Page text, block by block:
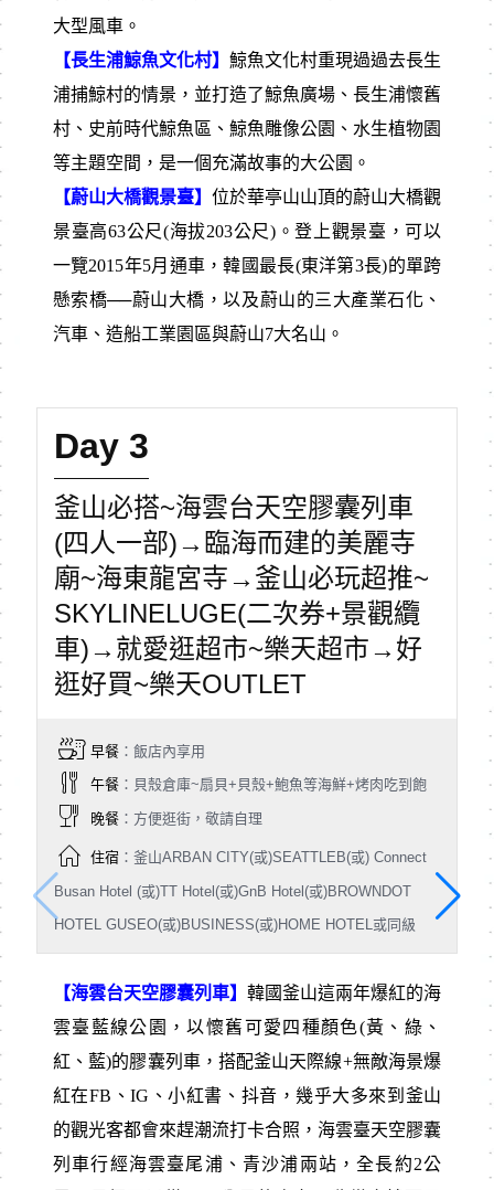
大型風車。
【長生浦鯨魚文化村】 鯨魚文化村重現過過去長生
浦捕鯨村的情景，並打造了鯨魚廣場、長生浦懷舊
村、史前時代鯨魚區、鯨魚雕像公園、水生植物園
等主題空間，是一個充滿故事的大公園。
【蔚山大橋觀景臺】 位於華亭山山頂的蔚山大橋觀
景臺高63公尺(海拔203公尺)。登上觀景臺，可以
一覽2015年5月通車，韓國最長(東洋第3長)的單跨
懸索橋──蔚山大橋，以及蔚山的三大產業石化、
汽車、造船工業園區與蔚山7大名山。
Day 3
釜山必搭~海雲台天空膠囊列車
(四人一部)→臨海而建的美麗寺
廟~海東龍宮寺→釜山必玩超推~
SKYLINELUGE(二次券+景觀纜
車)→就愛逛超市~樂天超市→好
逛好買~樂天OUTLET
早餐：飯店內享用
午餐：貝殼倉庫~扇貝+貝殼+鮑魚等海鮮+烤肉吃到飽
晚餐：方便逛街，敬請自理
住宿：釜山ARBAN CITY(或)SEATTLEB(或) Connect
Busan Hotel (或)TT Hotel(或)GnB Hotel(或)BROWNDOT
HOTEL GUSEO(或)BUSINESS(或)HOME HOTEL或同級
【海雲台天空膠囊列車】韓國釜山這兩年爆紅的海
雲臺藍線公園，以懷舊可愛四種顏色(黃、綠、
紅、藍)的膠囊列車，搭配釜山天際線+無敵海景爆
紅在FB、IG、小紅書、抖音，幾乎大多來到釜山
的觀光客都會來趕潮流打卡合照，海雲臺天空膠囊
列車行經海雲臺尾浦、青沙浦兩站，全長約2公